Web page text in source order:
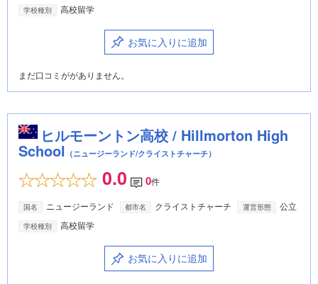
学校種別 高校留学
お気に入りに追加
まだ口コミががありません。
ヒルモーントン高校 / Hillmorton High
School （ニュージーランド/クライストチャーチ）
0.0 0件
国名 ニュージーランド 都市名 クライストチャーチ 運営形態 公立
学校種別 高校留学
お気に入りに追加